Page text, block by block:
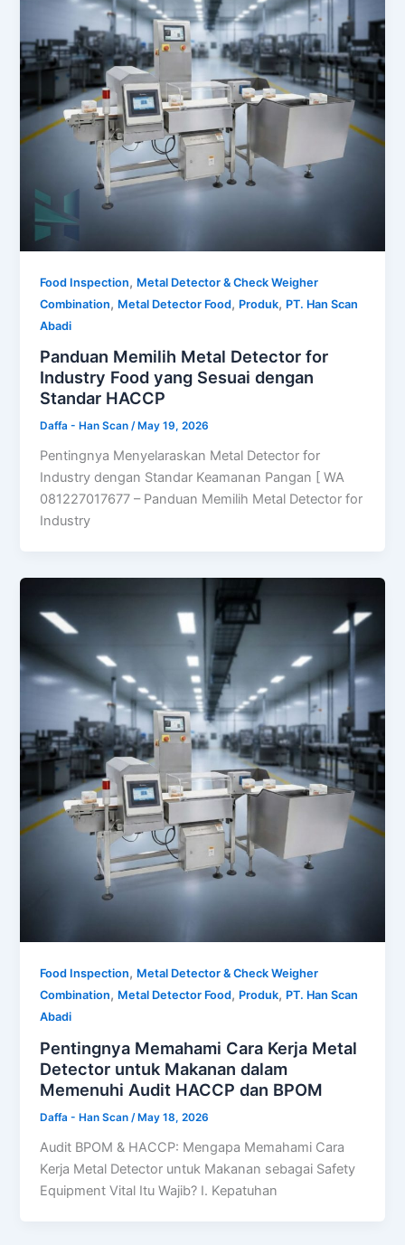
Food Inspection, Metal Detector & Check Weigher
Combination, Metal Detector Food, Produk, PT. Han Scan
Abadi
Panduan Memilih Metal Detector for
Industry Food yang Sesuai dengan
Standar HACCP
Daffa - Han Scan/ May 19, 2026
Pentingnya Menyelaraskan Metal Detector for
Industry dengan Standar Keamanan Pangan [ WA
081227017677 – Panduan Memilih Metal Detector for
Industry
Food Inspection, Metal Detector & Check Weigher
Combination, Metal Detector Food, Produk, PT. Han Scan
Abadi
Pentingnya Memahami Cara Kerja Metal
Detector untuk Makanan dalam
Memenuhi Audit HACCP dan BPOM
Daffa - Han Scan /May 18, 2026
Audit BPOM & HACCP: Mengapa Memahami Cara
Kerja Metal Detector untuk Makanan sebagai Safety
Equipment Vital Itu Wajib? I. Kepatuhan